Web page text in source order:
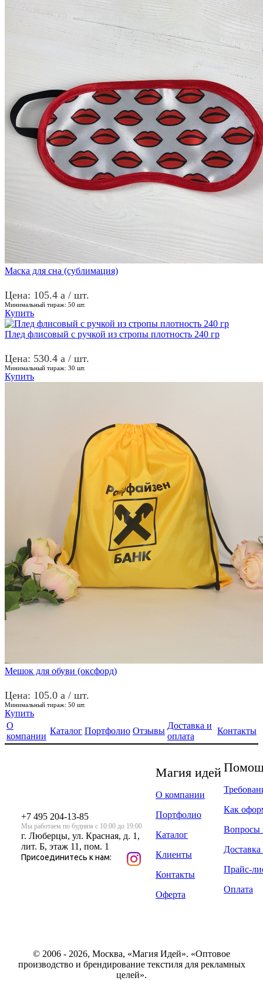
Маска для сна (сублимация)
Цена: 105.4 a / шт.
Минимальный тираж: 50 шт.
Купить
Плед флисовый с ручкой из стропы плотность 240 гр
Цена: 530.4 a / шт.
Минимальный тираж: 30 шт.
Купить
Мешок для обуви (оксфорд)
Цена: 105.0 a / шт.
Минимальный тираж: 50 шт.
Купить
О
компании
Каталог Портфолио Отзывы
Доставка и
оплата
Контакты
+7 495 204-13-85
Мы работаем по будням с 10:00 до 19:00
г. Люберцы, ул. Красная, д. 1,
лит. Б, этаж 11, пом. 1
Присоединитесь к нам:
Магия идей
О компании
Портфолио
Каталог
Клиенты
Контакты
Оферта
Как
Вопросы
Доставка
Прайс-
Оплата
© 2006 - 2026, Москва, «Магия Идей». «Оптовое
производство и брендирование текстиля для рекламных
целей».